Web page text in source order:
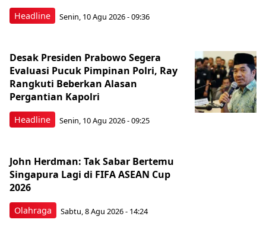
Headline Senin, 10 Agu 2026 - 09:36
Headline
Desak Presiden Prabowo Segera
Evaluasi Pucuk Pimpinan Polri, Ray
Rangkuti Beberkan Alasan
Pergantian Kapolri
Senin, 10 Agu 2026 - 09:25
Olahraga
John Herdman: Tak Sabar Bertemu
Singapura Lagi di FIFA ASEAN Cup
2026
Sabtu, 8 Agu 2026 - 14:24